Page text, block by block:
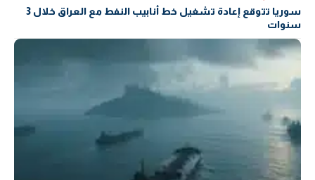
سوريا تتوقع إعادة تشغيل خط أنابيب النفط مع العراق خلال 3
سنوات